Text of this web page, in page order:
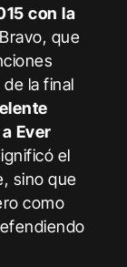
con la
que
la final
Ever
el
sino que
como